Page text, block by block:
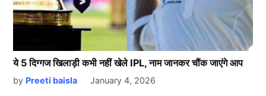
ये 5 दिग्गज खिलाड़ी कभी नहीं खेले IPL, नाम जानकर चौंक जाएंगे आप
by Preeti baisla January 4, 2026